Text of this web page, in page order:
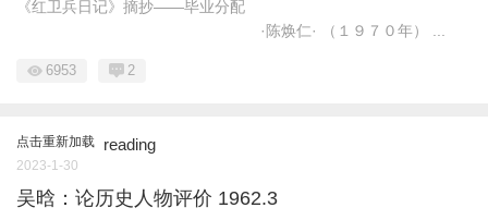
《红卫兵日记》摘抄——毕业分配
·陈焕仁· （１９７０年） ...
6953 2
点击重新加载 reading
2023-1-30
吴晗：论历史人物评价 1962.3